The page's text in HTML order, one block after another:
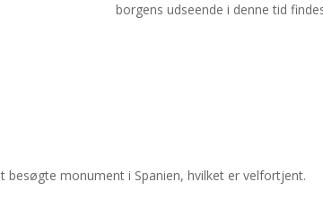
borgens udseende i denne tid
besøgte monument i Spanien, hvilket er velfortjent.